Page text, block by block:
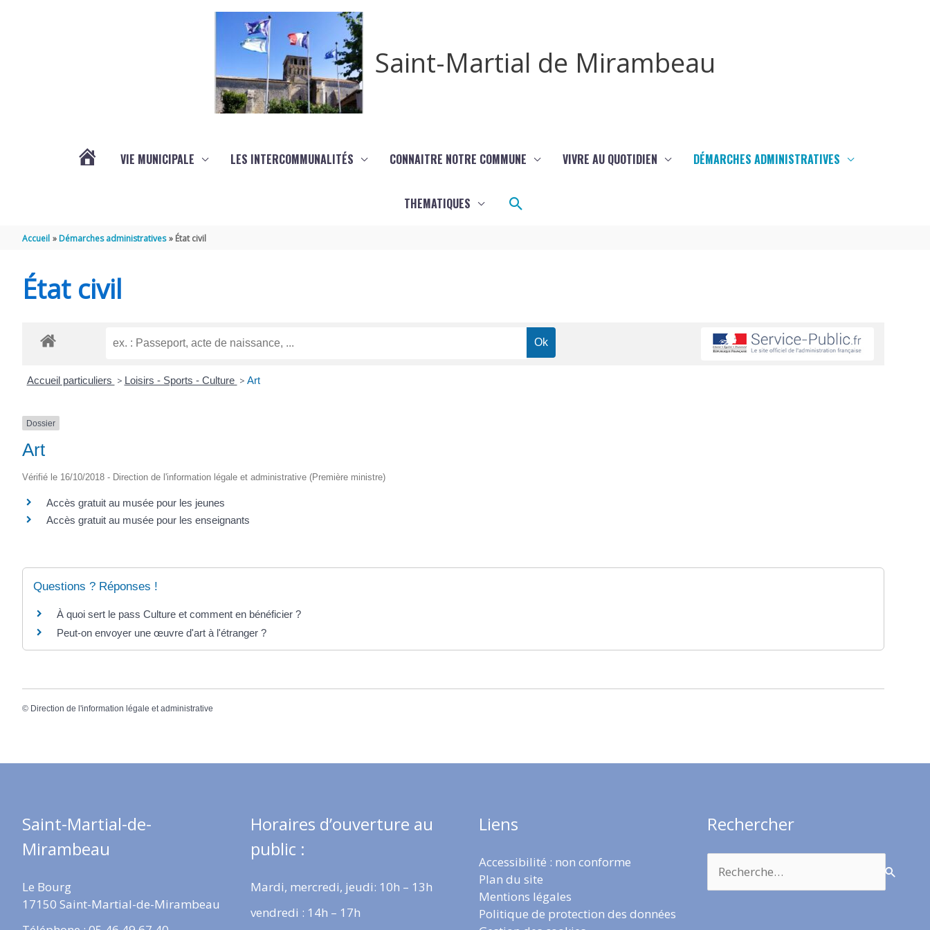
Saint-Martial de Mirambeau
VIE MUNICIPALE LES INTERCOMMUNALITÉS CONNAITRE NOTRE COMMUNE VIVRE AU QUOTIDIEN DÉMARCHES ADMINISTRATIVES
THEMATIQUES Rechercher
Accueil Démarches administratives État civil
État civil
Accueil particuliers > Loisirs - Sports - Culture > Art
Dossier
Art
Vérifié le 16/10/2018 - Direction de l'information légale et administrative (Première ministre)
Accès gratuit au musée pour les jeunes
Accès gratuit au musée pour les enseignants
Questions ? Réponses !
À quoi sert le pass Culture et comment en bénéficier ?
Peut-on envoyer une œuvre d'art à l'étranger ?
© Direction de l'information légale et administrative
Saint-Martial-de-
Mirambeau
Le Bourg
17150 Saint-Martial-de-Mirambeau
Horaires d’ouverture au
public :
Mardi, mercredi, jeudi: 10h – 13h
vendredi : 14h – 17h
Liens
Accessibilité : non conforme
Plan du site
Mentions légales
Politique de protection des données
Rechercher